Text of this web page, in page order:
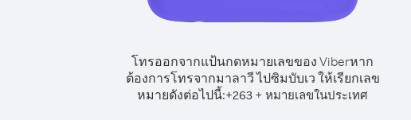
โทรออกจากแป้นกดหมายเลขของ Viberหาก
ต้องการโทรจากมาลาวี ไปซิมบับเว ให้เรียกเลข
หมายดังต่อไปนี้:+263 + หมายเลขในประเทศ